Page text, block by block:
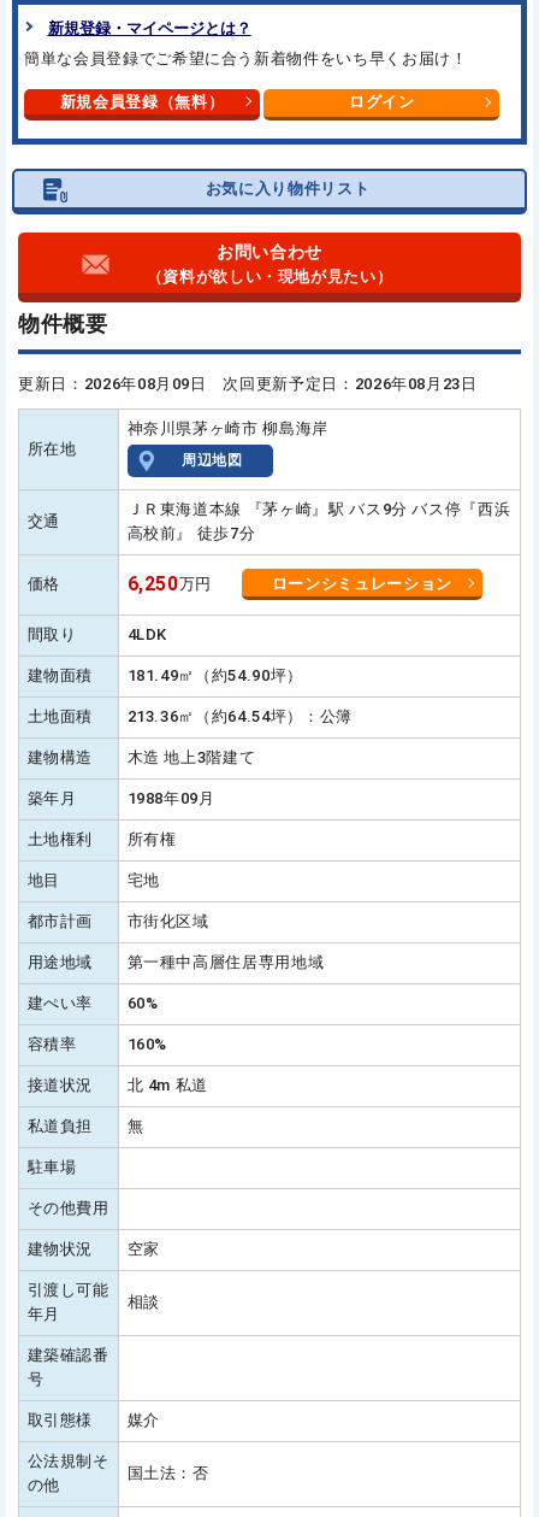
新規登録・マイページとは？
簡単な会員登録でご希望に合う 新着物件をいち早くお届け！
新規会員登録（無料） ログイン
お気に入り物件リスト
お問い合わせ
（資料が欲しい・現地が見たい）
物件概要
更新日：2026年08月09日 次回更新予定日：2026年08月23日
所在地
神奈川県茅ヶ崎市 柳島海岸
周辺地図
交通
ＪＲ東海道本線 『茅ヶ崎』駅 バス9分 バス停『西浜
高校前』 徒歩7分
価格 6,250万円 ローンシミュレーション
間取り 4LDK
建物面積 181.49㎡（約54.90坪）
土地面積 213.36㎡（約64.54坪）：公簿
建物構造 木造 地上3階建て
築年月 1988年09月
土地権利 所有権
地目 宅地
都市計画 市街化区域
用途地域 第一種中高層住居専用地域
建ぺい率 60%
容積率 160%
接道状況 北 4m 私道
私道負担 無
駐車場
その他費用
建物状況 空家
引渡し可能
年月
相談
建築確認番
号
取引態様 媒介
公法規制そ
の他
国土法：否